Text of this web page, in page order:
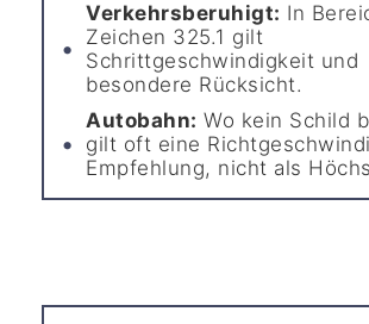
Verkehrsberuhigt: In
Zeichen 325.1 gilt
Schrittgeschwindigkeit und
besondere Rücksicht.
Autobahn: Wo kein Schild
gilt oft eine
Empfehlung, nicht als